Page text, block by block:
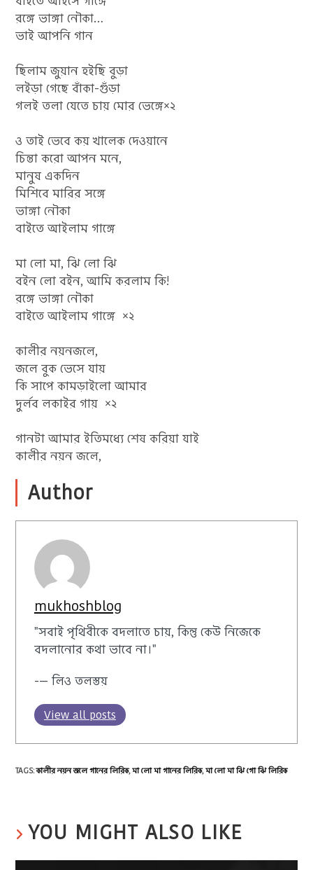
রঙ্গে ভাঙ্গা নৌকা…
ভাই আপনি গান
ছিলাম জুয়ান হইছি বুড়া
লইড়া গেছে বাঁকা-গুঁড়া
গলই তলা যেতে চায় মোর ভেঙ্গে×২
ও তাই ভেবে কয় খালেক দেওয়ানে
চিন্তা করো আপন মনে,
মানুষ একদিন
মিশিবে মারির সঙ্গে
ভাঙ্গা নৌকা
বাইতে আইলাম গাঙ্গে
মা লো মা, ঝি লো ঝি
বইন লো বইন, আমি করলাম কি!
রঙ্গে ভাঙ্গা নৌকা
বাইতে আইলাম গাঙ্গে ×২
কালীর নয়নজলে,
জলে বুক ভেসে যায়
কি সাপে কামড়াইলো আমার
দুর্লব লকাইর গায় ×২
গানটা আমার ইতিমধ্যে শেষ করিয়া যাই
কালীর নয়ন জলে,
Author
mukhoshblog
"সবাই পৃথিবীকে বদলাতে চায়, কিন্তু কেউ নিজেকে
বদলানোর কথা ভাবে না।"
-— লিও তলস্তয়
View all posts
TAGS:কালীর নয়ন জলে গানের লিরিক,মা লো মা গানের লিরিক,মা লো মা ঝি গো ঝি লিরিক
YOU MIGHT ALSO LIKE